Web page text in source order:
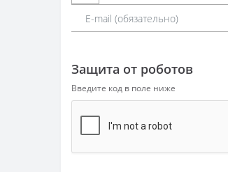
Защита от роботов
Введите код в поле ниже